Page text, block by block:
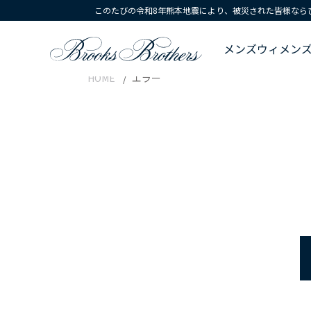
このたびの令和8年熊本地震により、被災された皆様な
メンズウィメン
HOME エラー